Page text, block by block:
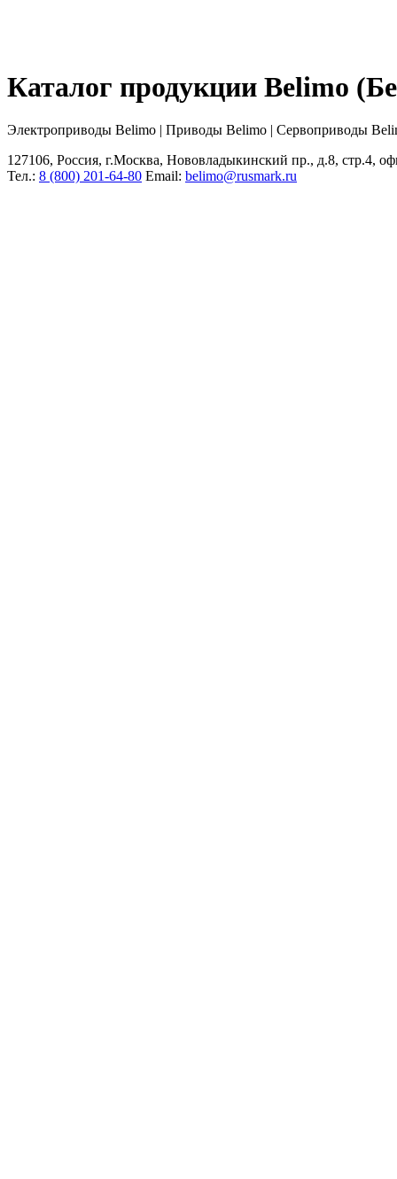
Каталог продукции Belimo
Электроприводы Belimo | Приводы Belimo | Сервоприводы
127106, Россия, г.Москва, Нововладыкинский пр., д.8, стр.4,
Тел.: 8 (800) 201-64-80 Еmail: belimo@rusmark.ru